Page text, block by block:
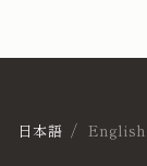
日本語 English